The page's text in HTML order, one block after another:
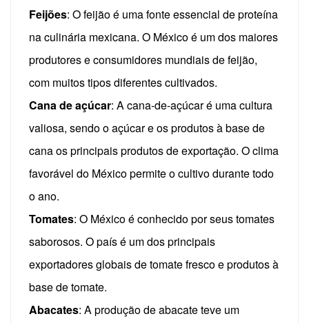
Feijões: O feijão é uma fonte essencial de proteína
na culinária mexicana. O México é um dos maiores
produtores e consumidores mundiais de feijão,
com muitos tipos diferentes cultivados.
Cana de açúcar: A cana-de-açúcar é uma cultura
valiosa, sendo o açúcar e os produtos à base de
cana os principais produtos de exportação. O clima
favorável do México permite o cultivo durante todo
o ano.
Tomates: O México é conhecido por seus tomates
saborosos. O país é um dos principais
exportadores globais de tomate fresco e produtos à
base de tomate.
Abacates: A produção de abacate teve um